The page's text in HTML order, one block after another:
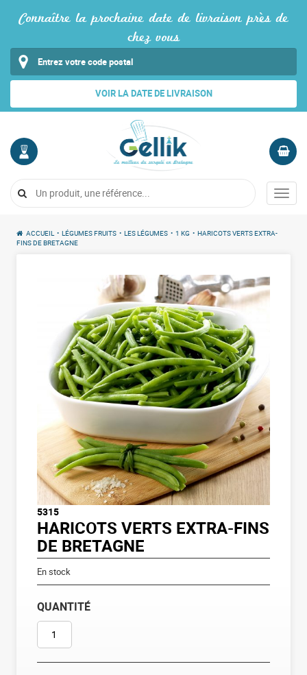
Connaître la prochaine date de livraison près de
chez vous
VOIR LA DATE DE LIVRAISON
COMPTE
Me
Vide
Menu
ACCUEIL • LÉGUMES FRUITS • LES LÉGUMES • 1 KG • HARICOTS VERTS EXTRA-
FINS DE BRETAGNE
5315
HARICOTS VERTS EXTRA-FINS
DE BRETAGNE
En stock
QUANTITÉ
QUANTITÉ DE HARICOTS VERTS EXTRA-FINS DE BRETAGNE